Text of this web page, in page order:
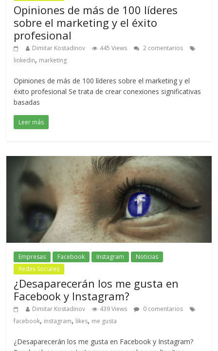
Opiniones de más de 100 líderes
sobre el marketing y el éxito
profesional
Dimitar Kostadinov 445 Views
2 comentarios
linkedin, marketing
Opiniones de más de 100 líderes sobre el marketing y el
éxito profesional Se trata de crear conexiones significativas
basadas
Leer más
Empresas Facebook Instagram
Noticias
Redes Sociales
¿Desaparecerán los me gusta en
Facebook y Instagram?
Dimitar Kostadinov 439 Views
0 comentarios
facebook, instagram, likes, me gusta
¿Desaparecerán los me gusta en Facebook y Instagram?